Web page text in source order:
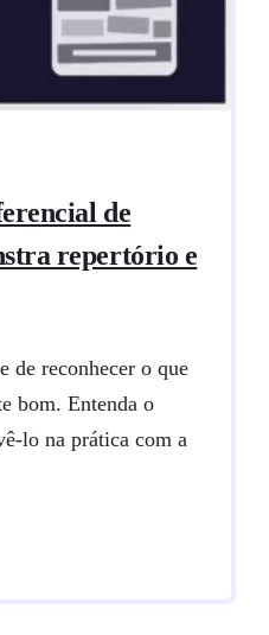
de
repertório e
de reconhecer o que
bom. Entenda o
lo na prática com a